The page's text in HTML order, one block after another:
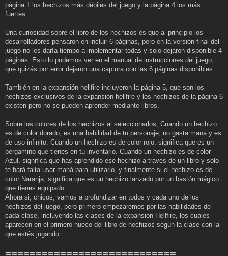
página 1 los hechizos más débiles del juego y la página 4 los más
fuertes.
Una curiosidad sobre el libro de los hechizos es que al principio los
desarrolladores pensaron en incluir 6 páginas, pero en la versión final del
juego no les daría tiempo a implementar todas y solo dejaron disponible 4
páginas. Esto lo podemos ver en el manual de instrucciones del juego,
que quizás por error dejaron una captura con las 6 páginas disponibles.
También en la expansión hellfire incluyeron la página 5, que son los
hechizos exclusivos de la expansión hellfire y los hechizos de la página 6
existen pero no se pueden aprender mediante libros.
Sobre los colores de los hechizos al seleccionarlos, Cuando un hechizo
es de color dorado, es una habilidad de tu personaje, no gasta mana y es
de uso infinito. Cuando un hechizo es de color rojo, significa que es un
pergamino que tienes en tu inventario. Cuando un hechizo es de color
Azul, significa que has aprendido ese hechizo a traves de un libro y solo
te hará falta usar maná para utilizarlo, y finalmente si el hechizo es de
color Naranja, significa que es un hechizo lanzado por un bastón mágico
que tienes equipado.
Ahora si, chicos, vamos a profundizar en todos y cada uno de los
hechizos del juego, pero primero empezaremos por las habilidades de
cada clase, incluyendo las clases de la expansión Hellfire, los cuales
aparecen en el primero hueco del libro de hechizos según la clase con la
que estés jugando.
============================